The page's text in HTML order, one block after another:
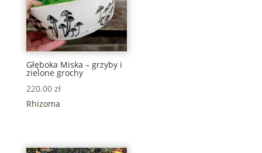
Głęboka Miska – grzyby i
zielone grochy
220.00 zł
Rhizoma